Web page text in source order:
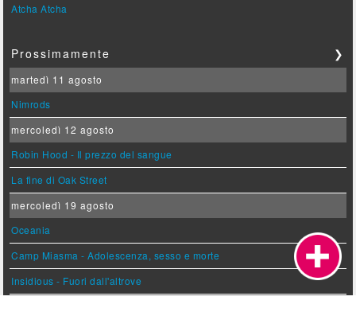
Atcha Atcha
Prossimamente ❯
martedì 11 agosto
Nimrods
mercoledì 12 agosto
Robin Hood - Il prezzo del sangue
La fine di Oak Street
mercoledì 19 agosto
Oceania
Camp Miasma - Adolescenza, sesso e morte
Insidious - Fuori dall'altrove